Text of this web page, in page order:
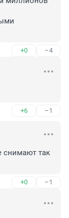
+0 –4
+6 –1
снимают так
+0 –1